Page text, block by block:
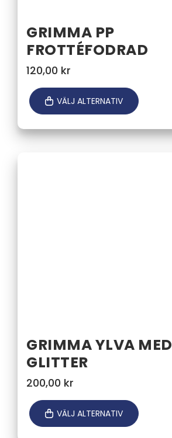
GRIMMA PP
FROTTÉFODRAD
120,00 kr
VÄLJ ALTERNATIV
GRIMMA YLVA MED
GLITTER
200,00 kr
VÄLJ ALTERNATIV